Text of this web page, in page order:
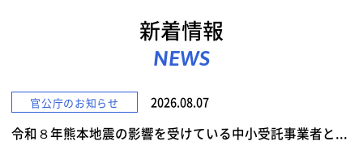
新着情報
NEWS
官公庁のお知らせ 2026.08.07
令和８年熊本地震の影響を受けている中小受託事業者と...